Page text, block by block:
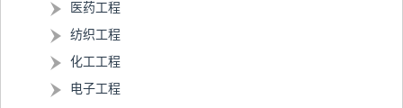
医药工程
纺织工程
化工工程
电子工程